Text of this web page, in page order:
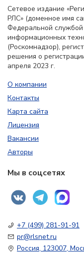
Сетевое издание
РЛС» (доменное имя
Федеральной
информационных
(Роскомнадзор),
решения о
апреля 2023 г.
О компании
Контакты
Карта сайта
Лицензия
Вакансии
Авторы
Мы в соцсетях
+7 (499) 281-91-91
pr@rlsnet.ru
Россия, 123007,